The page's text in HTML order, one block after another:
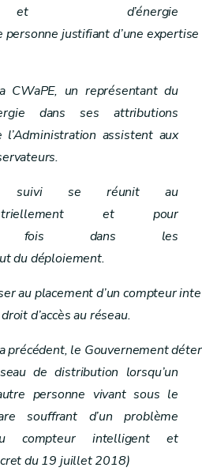
Redevance de raccordement
assiette, redevable et taux
et recouvrement
transitoires et entrée en vigueur
d’énergie
personne justifiant d’une
CWaPE, un représentant du
dans ses attributions
assistent aux
suivi se réunit au
et pour
fois dans les
du déploiement.
au placement d’un compteur
d’accès au réseau.
précédent, le Gouvernement
de distribution lorsqu’un
personne vivant sous le
souffrant d’un problème
compteur intelligent et
du 19 juillet 2018)